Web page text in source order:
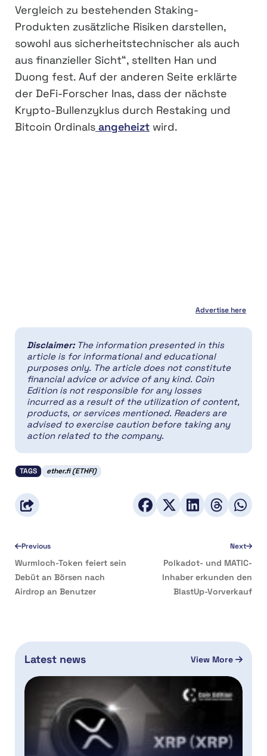
Vergleich zu bestehenden Staking-
Produkten zusätzliche Risiken darstellen,
sowohl aus sicherheitstechnischer als auch
aus finanzieller Sicht“, stellten Han und
Duong fest. Auf der anderen Seite erklärte
der DeFi-Forscher Inas, dass der nächste
Krypto-Bullenzyklus durch Restaking und
Bitcoin Ordinals angeheizt wird.
Advertise here
Disclaimer: The information presented in this
article is for informational and educational
purposes only. The article does not constitute
financial advice or advice of any kind. Coin
Edition is not responsible for any losses
incurred as a result of the utilization of content,
products, or services mentioned. Readers are
advised to exercise caution before taking any
action related to the company.
TAGS ether.fi (ETHFI)
Previous
Wurmloch-Token feiert sein
Debüt an Börsen nach
Airdrop an Benutzer
Next
Polkadot- und MATIC-
Inhaber erkunden den
BlastUp-Vorverkauf
Latest news View More